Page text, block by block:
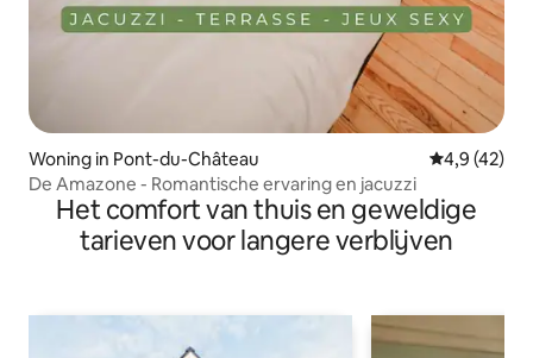
Woning in Pont-du-Château
4,9 (42)
De Amazone - Romantische ervaring en jacuzzi
Het comfort van thuis en geweldige
tarieven voor langere verblijven